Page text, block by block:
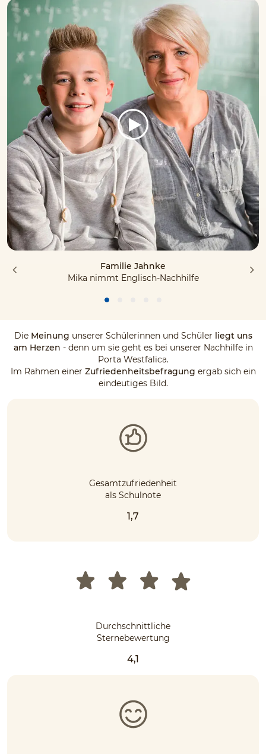
Familie Jahnke
Mika nimmt Englisch-Nachhilfe
Die Meinung unserer Schülerinnen und Schüler liegt uns
am Herzen - denn um sie geht es bei unserer Nachhilfe in
Porta Westfalica.
Im Rahmen einer Zufriedenheitsbefragung ergab sich ein
eindeutiges Bild.
Gesamtzufriedenheit
als Schulnote
1,7
Durchschnittliche
Sternebewertung
4,1